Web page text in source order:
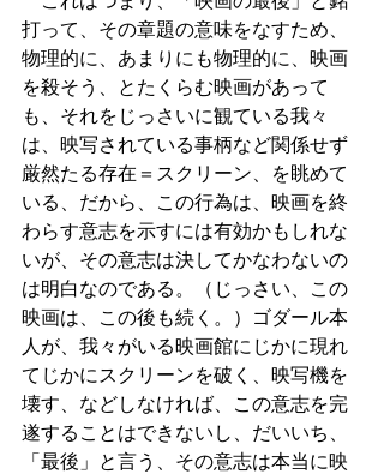
打って、その章題の意味をなすため、
物理的に、あまりにも物理的に、映画
を殺そう、とたくらむ映画があって
も、それをじっさいに観ている我々
は、映写されている事柄など関係せず
厳然たる存在＝スクリーン、を眺めて
いる、だから、この行為は、映画を終
わらす意志を示すには有効かもしれな
いが、その意志は決してかなわないの
は明白なのである。（じっさい、この
映画は、この後も続く。）ゴダール本
人が、我々がいる映画館にじかに現れ
てじかにスクリーンを破く、映写機を
壊す、などしなければ、この意志を完
遂することはできないし、だいいち、
「最後」と言う、その意志は本当に映